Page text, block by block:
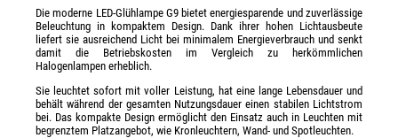
Die moderne LED-Glühlampe G9 bietet energiesparende und zuverlässige
Beleuchtung in kompaktem Design. Dank ihrer hohen Lichtausbeute
liefert sie ausreichend Licht bei minimalem Energieverbrauch und senkt
damit die Betriebskosten im Vergleich zu herkömmlichen
Halogenlampen erheblich.
Sie leuchtet sofort mit voller Leistung, hat eine lange Lebensdauer und
behält während der gesamten Nutzungsdauer einen stabilen Lichtstrom
bei. Das kompakte Design ermöglicht den Einsatz auch in Leuchten mit
begrenztem Platzangebot, wie Kronleuchtern, Wand- und Spotleuchten.